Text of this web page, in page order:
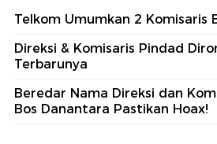
Telkom Umumkan 2 Komisaris
Direksi & Komisaris Pindad
Terbarunya
Beredar Nama Direksi dan
Bos Danantara Pastikan Hoax!